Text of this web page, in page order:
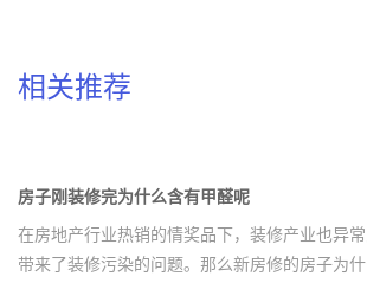
相关推荐
房子刚装修完为什么含有甲醛呢
在房地产行业热销的情奖品下，装修产业也异
带来了装修污染的问题。那么新房修的房子为